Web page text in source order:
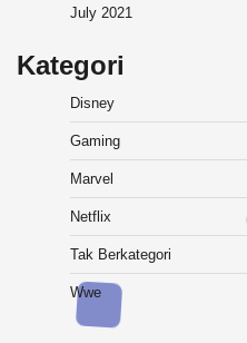
July 2021
Kategori
Disney
Gaming
Marvel
Netflix
Tak Berkategori
Wwe